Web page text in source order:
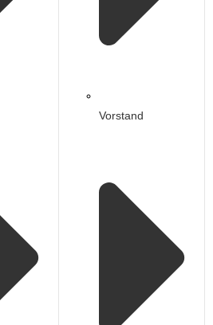
Vorstand